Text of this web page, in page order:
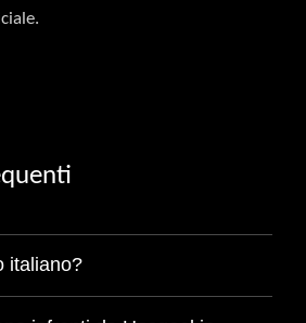
italiano?